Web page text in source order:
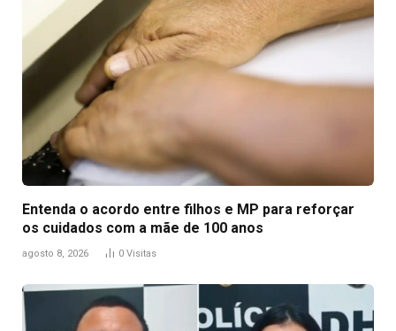
Entenda o acordo entre filhos e MP para reforçar
os cuidados com a mãe de 100 anos
agosto 8, 2026 0 Visitas